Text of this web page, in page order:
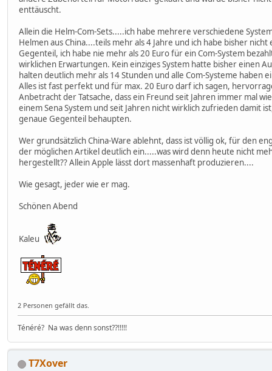
enttäuscht.
Allein die Helm-Com-Sets.....ich habe mehrere verschiedene
Helmen aus China....teils mehr als 4 Jahre und ich habe bisher
Gegenteil, ich habe nie mehr als 20 Euro für ein Com-System
wirklichen Erwartungen. Kein einziges System hatte bisher einen
halten deutlich mehr als 14 Stunden und alle Com-Systeme haben
Alles ist fast perfekt und für max. 20 Euro darf ich sagen,
Anbetracht der Tatsache, dass ein Freund seit Jahren immer mal
einem Sena System und seit Jahren nicht wirklich zufrieden damit
genaue Gegenteil behaupten.
Wer grundsätzlich China-Ware ablehnt, dass ist völlig ok, für den
der möglichen Artikel deutlich ein.....was wird denn heute nicht
hergestellt?? Allein Apple lässt dort massenhaft produzieren....
Wie gesagt, jeder wie er mag.
Schönen Abend
Kaleu
2 Personen gefällt das.
Ténéré? Na was denn sonst??!!!!!
T7Xover